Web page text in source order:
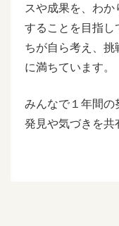
スや成果を、わか
することを目指し
ちが自ら考え、挑
に満ちています。
みんなで１年間の
発見や気づきを共